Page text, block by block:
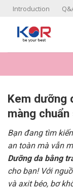
Skip
content
Introduction
Kem dưỡng
màng chuẩn
Bạn đang tìm
an toàn mà vẫn
Dưỡng da bằng
cho bạn! Với
và axit béo, bơ